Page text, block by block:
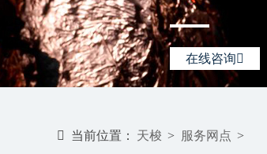
在线咨询
当前位置： 天梭 > 服务网点 >